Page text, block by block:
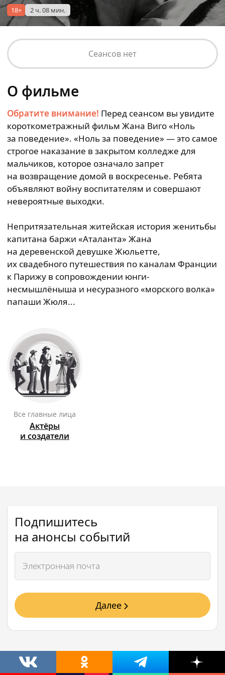
18+ 2 ч. 08 мин.
Сеансов нет
О фильме
Обратите внимание! Перед сеансом вы увидите
короткометражный фильм Жана Виго «Ноль
за поведение». «Ноль за поведение» — это самое
строгое наказание в закрытом колледже для
мальчиков, которое означало запрет
на возвращение домой в воскресенье. Ребята
объявляют войну воспитателям и совершают
невероятные выходки.
Непритязательная житейская история женитьбы
капитана баржи «Аталанта» Жана
на деревенской девушке Жюльетте,
их свадебного путешествия по каналам Франции
к Парижу в сопровождении юнги-
несмышлёныша и несуразного «морского волка»
папаши Жюля...
Все главные лица
Актёры
и создатели
Подпишитесь
на анонсы событий
Далее